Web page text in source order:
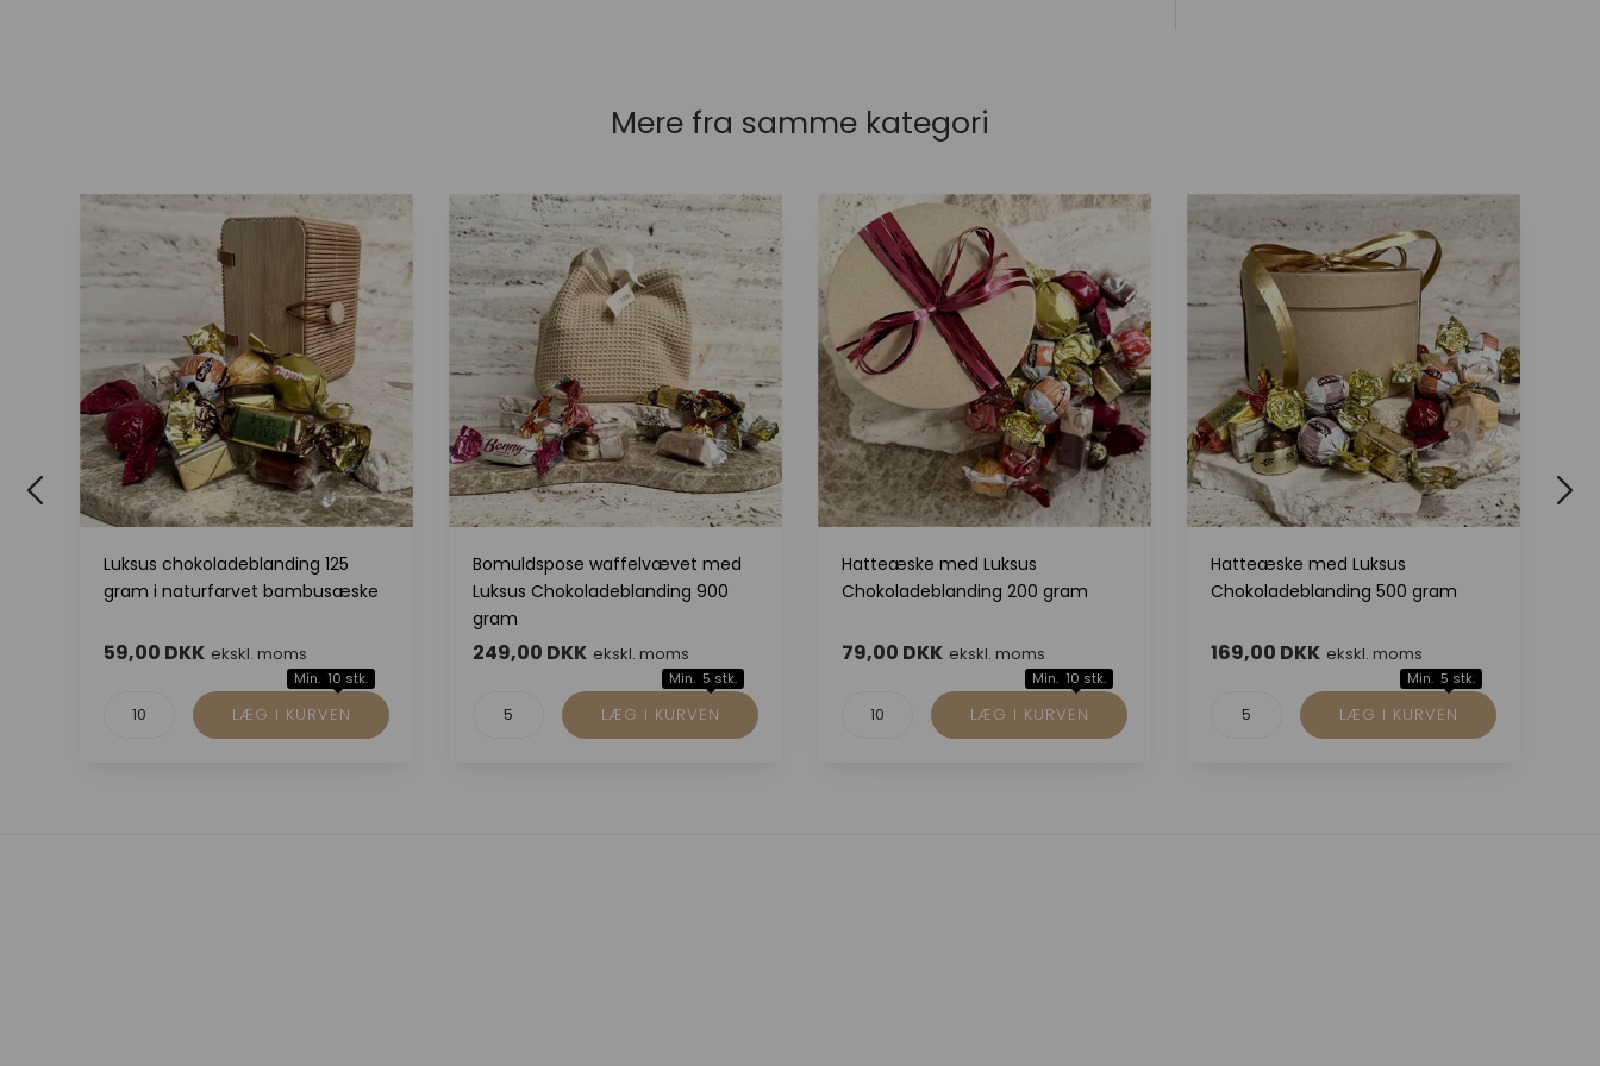
Mere fra samme kategori
Luksus chokoladeblanding 125
gram i naturfarvet bambusæske
59,00 DKK ekskl. moms
Min. 10 stk.
Bomuldspose waffelvævet med
Luksus Chokoladeblanding 900
gram
249,00 DKK ekskl. moms
Min. 5 stk.
Hatteæske med Luksus
Chokoladeblanding 200 gram
79,00 DKK ekskl. moms
Min. 10 stk.
Hatteæske med Luksus
Chokoladeblanding 500 gram
169,00 DKK ekskl. moms
Min. 5 stk.